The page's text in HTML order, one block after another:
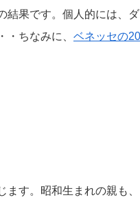
結果です。個人的には、
・ちなみに、 ベネッセの
ます。昭和生まれの親も